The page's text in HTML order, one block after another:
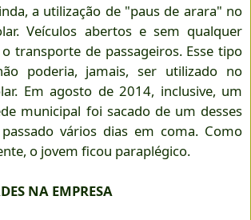
a utilização de "paus de arara" no
Veículos abertos e sem qualquer
transporte de passageiros. Esse tipo
poderia, jamais, ser utilizado no
Em agosto de 2014, inclusive, um
municipal foi sacado de um desses
vários dias em coma. Como
o jovem ficou paraplégico.
NA EMPRESA